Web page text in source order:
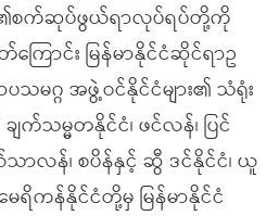
စက်ဆုပ်ဖွယ်ရာလုပ်ရပ်တို့ကို
ောင်း မြန်မာနိုင်ငံဆိုင်ရာဥ
ပသမဂ္ဂ အဖွဲ့ဝင်နိုင်ငံများ၏ သံရုံး
ျက်သမ္မတနိုင်ငံ၊ ဖင်လန်၊ ပြင်
သာလန်၊ စပိန်နှင့် ဆွီ ဒင်နိုင်ငံ၊ ယူ
ကန်နိုင်ငံတို့မှ မြန်မာနိုင်ငံ